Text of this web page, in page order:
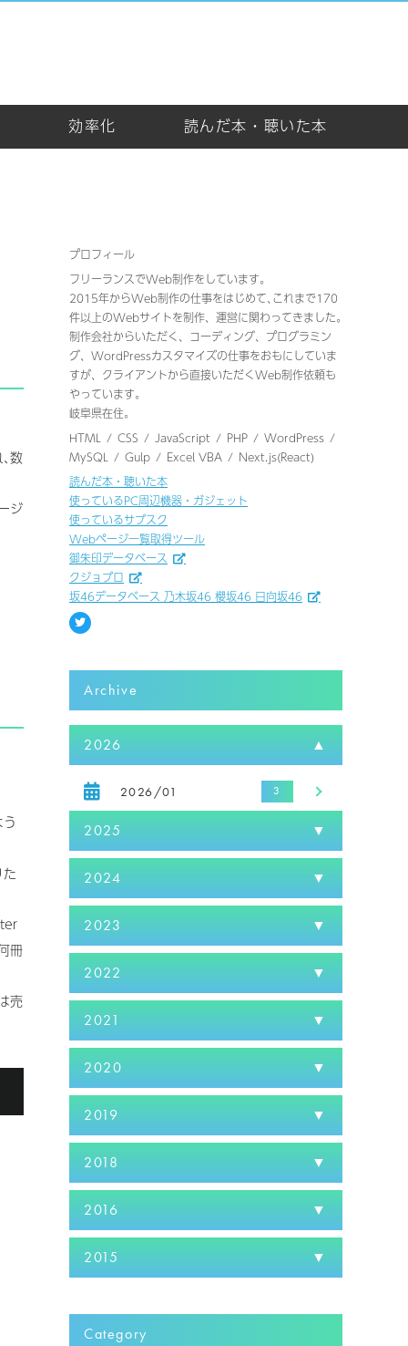
効率化 読んだ本・聴いた本
数
ジ
冊
売
プロフィール
フリーランスでWeb制作をしています。
2015年からWeb制作の仕事をはじめて､これまで170
件以上のWebサイトを制作、運営に関わってきました｡
制作会社からいただく、コーディング、プログラミン
グ、WordPressカスタマイズの仕事をおもにしていま
すが、クライアントから直接いただくWeb制作依頼も
やっています。
岐阜県在住。
HTML
CSS JavaScript PHP
WordPress
MySQL
Gulp Excel VBA
Next.js(React)
読んだ本・聴いた本
使っているPC周辺機器・ガジェット
使っているサブスク
Webページ一覧取得ツール
御朱印データベース
クジョブロ
坂46データベース 乃木坂46 櫻坂46 日向坂46
Archive
2026
2026/01
2025
2024
2023
2022
2021
2020
2019
2018
2016
2015
Category